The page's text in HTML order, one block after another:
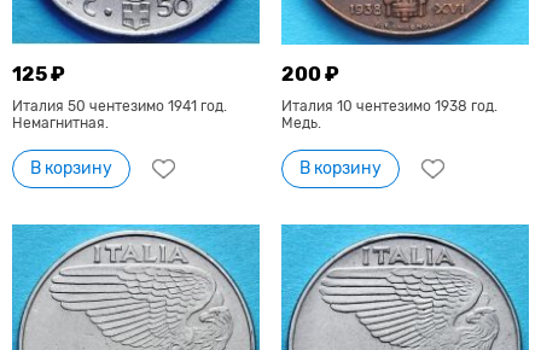
125 ₽
Италия 50 чентезимо 1941 год.
Немагнитная.
В корзину
200 ₽
Италия 10 чентезимо 1938 год.
Медь.
В корзину